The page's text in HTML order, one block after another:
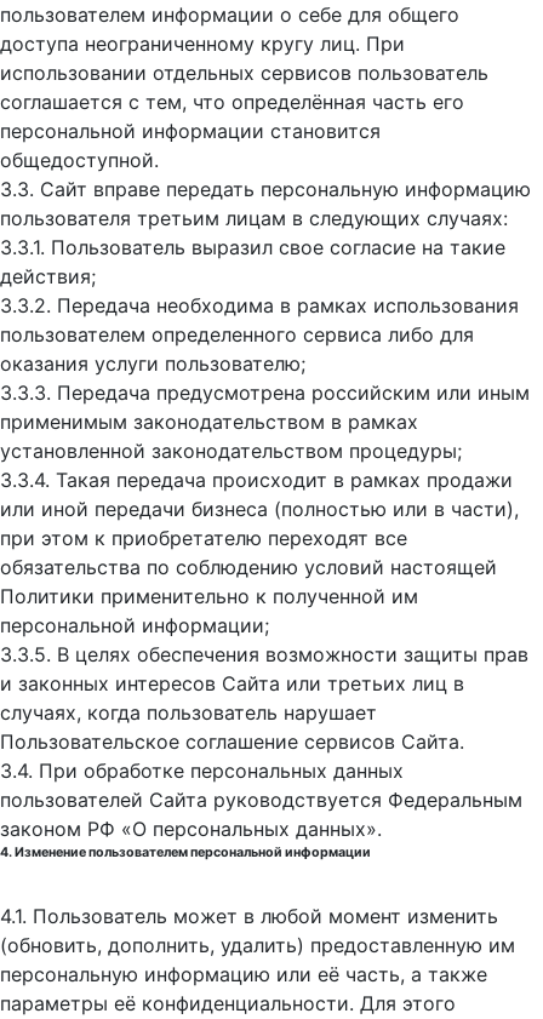
пользователем информации о себе для общего
доступа неограниченному кругу лиц. При
использовании отдельных сервисов пользователь
соглашается с тем, что определённая часть его
персональной информации становится
общедоступной.
3.3. Сайт вправе передать персональную информацию
пользователя третьим лицам в следующих случаях:
3.3.1. Пользователь выразил свое согласие на такие
действия;
3.3.2. Передача необходима в рамках использования
пользователем определенного сервиса либо для
оказания услуги пользователю;
3.3.3. Передача предусмотрена российским или иным
применимым законодательством в рамках
установленной законодательством процедуры;
3.3.4. Такая передача происходит в рамках продажи
или иной передачи бизнеса (полностью или в части),
при этом к приобретателю переходят все
обязательства по соблюдению условий настоящей
Политики применительно к полученной им
персональной информации;
3.3.5. В целях обеспечения возможности защиты прав
и законных интересов Сайта или третьих лиц в
случаях, когда пользователь нарушает
Пользовательское соглашение сервисов Сайта.
3.4. При обработке персональных данных
пользователей Сайта руководствуется Федеральным
законом РФ «О персональных данных».
4. Изменение пользователем персональной информации
4.1. Пользователь может в любой момент изменить
(обновить, дополнить, удалить) предоставленную им
персональную информацию или её часть, а также
параметры её конфиденциальности. Для этого